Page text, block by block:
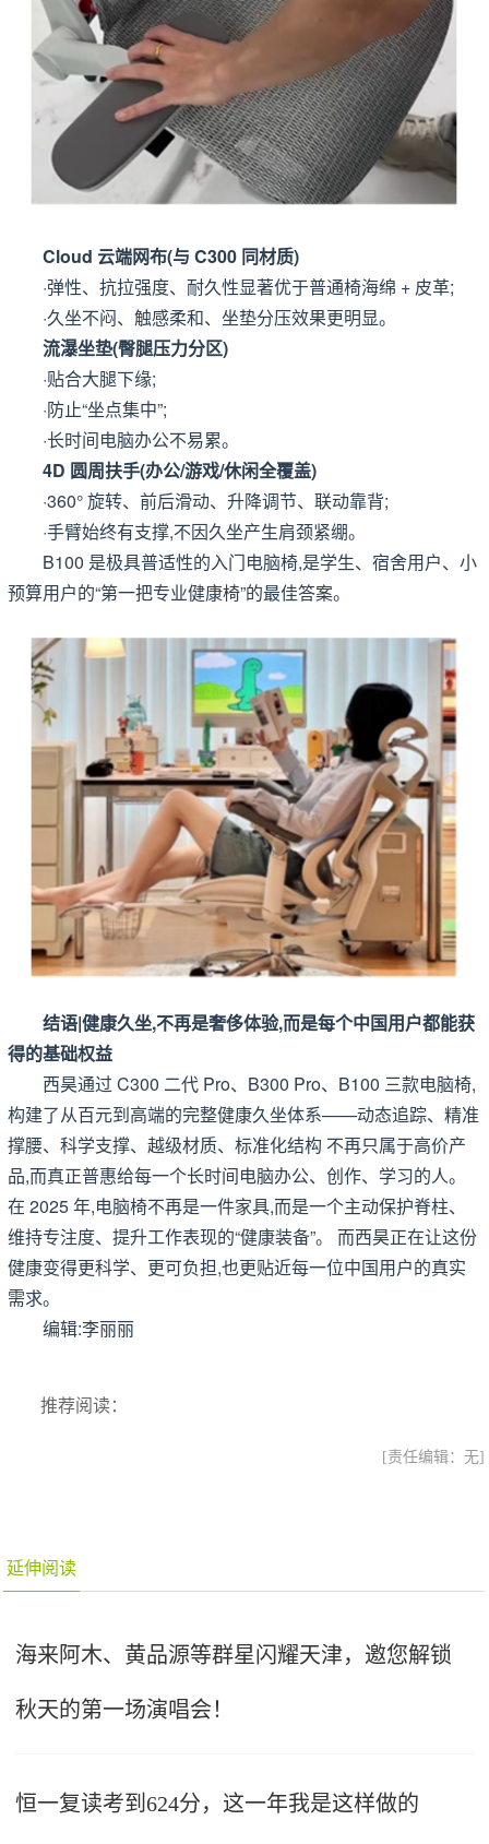
Cloud 云端网布(与 C300 同材质)
·弹性、抗拉强度、耐久性显著优于普通椅海绵 + 皮革;
·久坐不闷、触感柔和、坐垫分压效果更明显。
流瀑坐垫(臀腿压力分区)
·贴合大腿下缘;
·防止“坐点集中”;
·长时间电脑办公不易累。
4D 圆周扶手(办公/游戏/休闲全覆盖)
·360° 旋转、前后滑动、升降调节、联动靠背;
·手臂始终有支撑,不因久坐产生肩颈紧绷。
B100 是极具普适性的入门电脑椅,是学生、宿舍用户、小
预算用户的“第一把专业健康椅”的最佳答案。
结语|健康久坐,不再是奢侈体验,而是每个中国用户都能获
得的基础权益
西昊通过 C300 二代 Pro、B300 Pro、B100 三款电脑椅,
构建了从百元到高端的完整健康久坐体系——动态追踪、精准
撑腰、科学支撑、越级材质、标准化结构 不再只属于高价产
品,而真正普惠给每一个长时间电脑办公、创作、学习的人。
在 2025 年,电脑椅不再是一件家具,而是一个主动保护脊柱、
维持专注度、提升工作表现的“健康装备”。 而西昊正在让这份
健康变得更科学、更可负担,也更贴近每一位中国用户的真实
需求。
编辑:李丽丽
推荐阅读：
[责任编辑：无]
延伸阅读
海来阿木、黄品源等群星闪耀天津，邀您解锁
秋天的第一场演唱会！
恒一复读考到624分，这一年我是这样做的